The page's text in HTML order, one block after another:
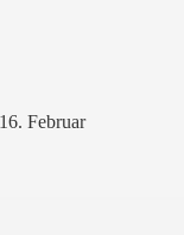
Februar